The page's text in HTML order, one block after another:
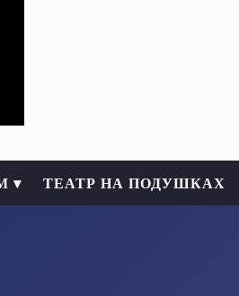
▾ ТЕАТР НА ПОДУШКАХ